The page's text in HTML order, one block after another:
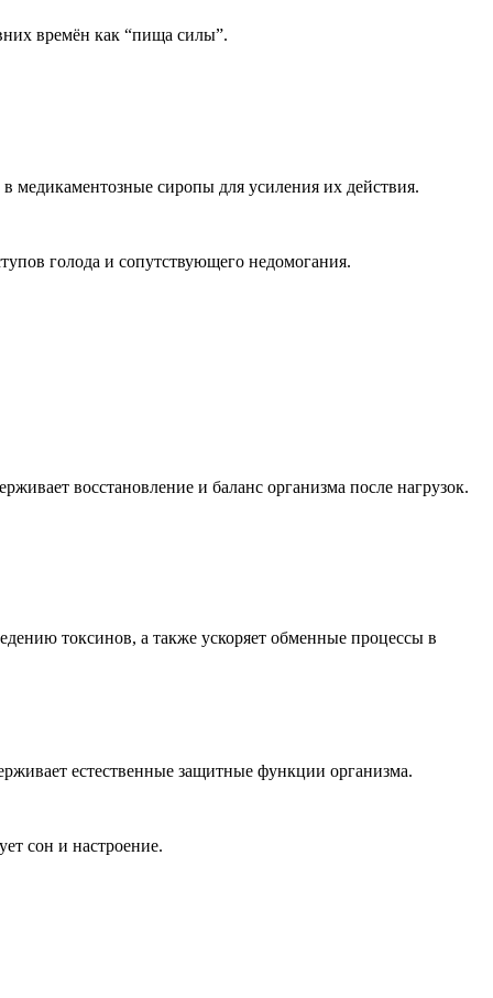
времён как “пища силы”.
медикаментозные сиропы для усиления их действия.
голода и сопутствующего недомогания.
восстановление и баланс организма после нагрузок.
токсинов, а также ускоряет обменные процессы в
естественные защитные функции организма.
сон и настроение.